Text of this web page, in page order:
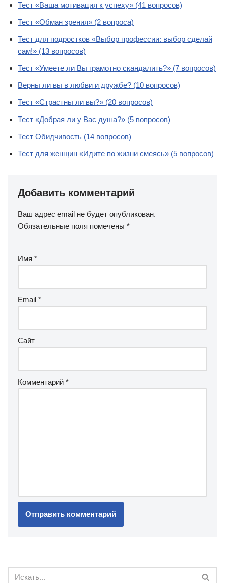
Тест «Ваша мотивация к успеху» (41 вопросов)
Тест «Обман зрения» (2 вопроса)
Тест для подростков «Выбор профессии: выбор сделай
сам!» (13 вопросов)
Тест «Умеете ли Вы грамотно скандалить?» (7 вопросов)
Верны ли вы в любви и дружбе? (10 вопросов)
Тест «Страстны ли вы?» (20 вопросов)
Тест «Добрая ли у Вас душа?» (5 вопросов)
Тест Обидчивость (14 вопросов)
Тест для женщин «Идите по жизни смеясь» (5 вопросов)
Добавить комментарий
Ваш адрес email не будет опубликован.
Обязательные поля помечены *
Имя *
Email *
Сайт
Комментарий *